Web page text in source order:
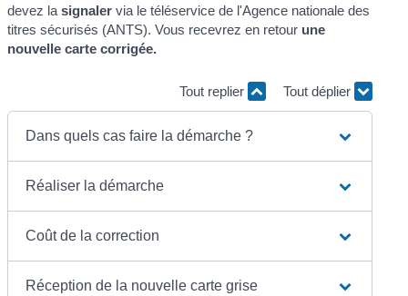
devez lasignaler via le téléservice de l'Agence nationale des
titres sécurisés (ANTS). Vous recevrez en retour une
nouvelle carte corrigée.
Tout replier Tout déplier
Dans quels cas faire la démarche ?
Réaliser la démarche
Coût de la correction
Réception de la nouvelle carte grise